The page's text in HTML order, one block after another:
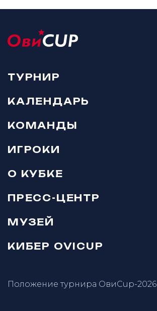
ТУРНИР
КАЛЕНДАРЬ
КОМАНДЫ
ИГРОКИ
О КУБКЕ
ПРЕСС-ЦЕНТР
МУЗЕЙ
КИБЕР OVICUP
Положение турнира ОвиCup-2026